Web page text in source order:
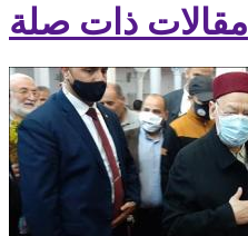
مقالات ذات صلة